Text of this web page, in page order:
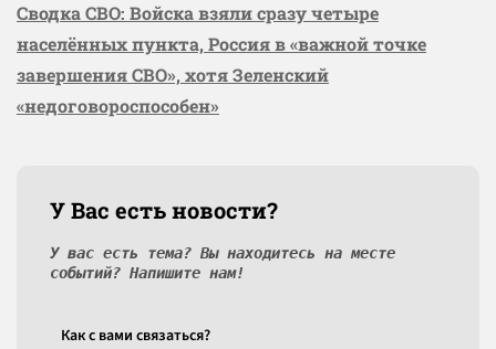
Сводка СВО: Войска взяли сразу четыре
населённых пункта, Россия в «важной точке
завершения СВО», хотя Зеленский
«недоговороспособен»
У Вас есть новости?
У вас есть тема? Вы находитесь на месте
событий? Напишите нам!
Как c вами связаться?